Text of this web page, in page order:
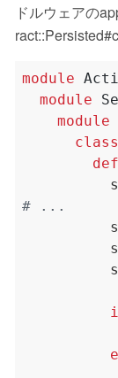
ドルウェアの
module
module
module
class
def
# ...